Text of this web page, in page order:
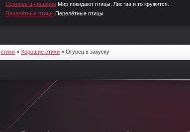
Осеннее шуршание Мир покидают птицы, Листва и то кружится.
Перелётные птицы Перелётные птицы
стихи »Хорошие стихи » Огурец в закуску